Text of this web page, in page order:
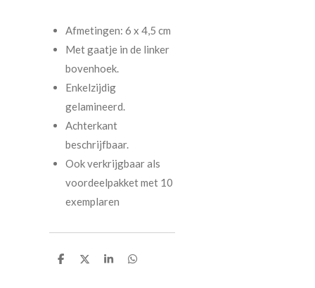
Afmetingen: 6 x 4,5 cm
Met gaatje in de linker
bovenhoek.
Enkelzijdig
gelamineerd.
Achterkant
beschrijfbaar.
Ook verkrijgbaar als
voordeelpakket met 10
exemplaren
D
D
S
D